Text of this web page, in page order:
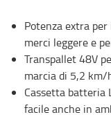
Potenza extra
merci leggere e
Transpallet 48V
marcia di 5,2
Cassetta batteria
facile anche in